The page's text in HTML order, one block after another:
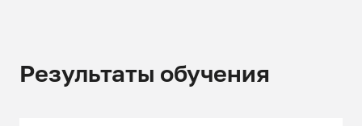
Результаты обучения